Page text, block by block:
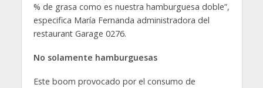
% de grasa como es nuestra hamburguesa doble”,
especifica María Fernanda administradora del
restaurant Garage 0276.
No solamente hamburguesas
Este boom provocado por el consumo de